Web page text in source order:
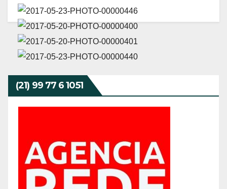
(21) 99 77 6 1051